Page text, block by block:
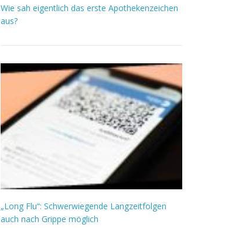
Wie sah eigentlich das erste Apothekenzeichen
aus?
„Long Flu“: Schwerwiegende Langzeitfolgen
auch nach Grippe möglich